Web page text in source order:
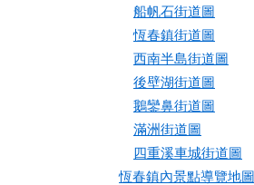
船帆石街道圖
恆春鎮街道圖
西南半島街道圖
後壁湖街道圖
鵝鑾鼻街道圖
滿洲街道圖
四重溪車城街道圖
恆春鎮內景點導覽地圖